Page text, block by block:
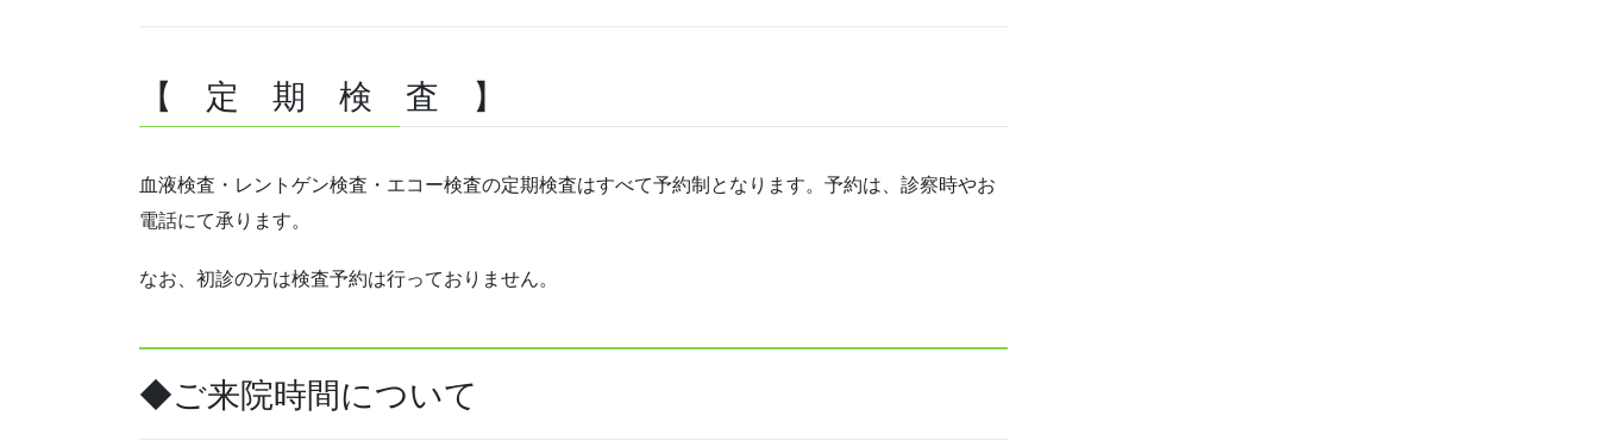
【 定 期 検 査 】
血液検査・レントゲン検査・エコー検査の定期検査はすべて予約制となります。予約は、診察時やお
電話にて承ります。
なお、初診の方は検査予約は行っておりません。
◆ご来院時間について